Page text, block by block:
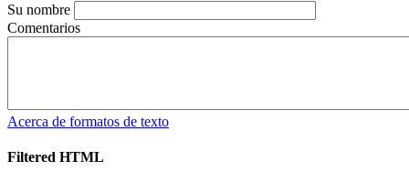
Su nombre
Comentarios
Acerca de formatos de texto
Filtered HTML